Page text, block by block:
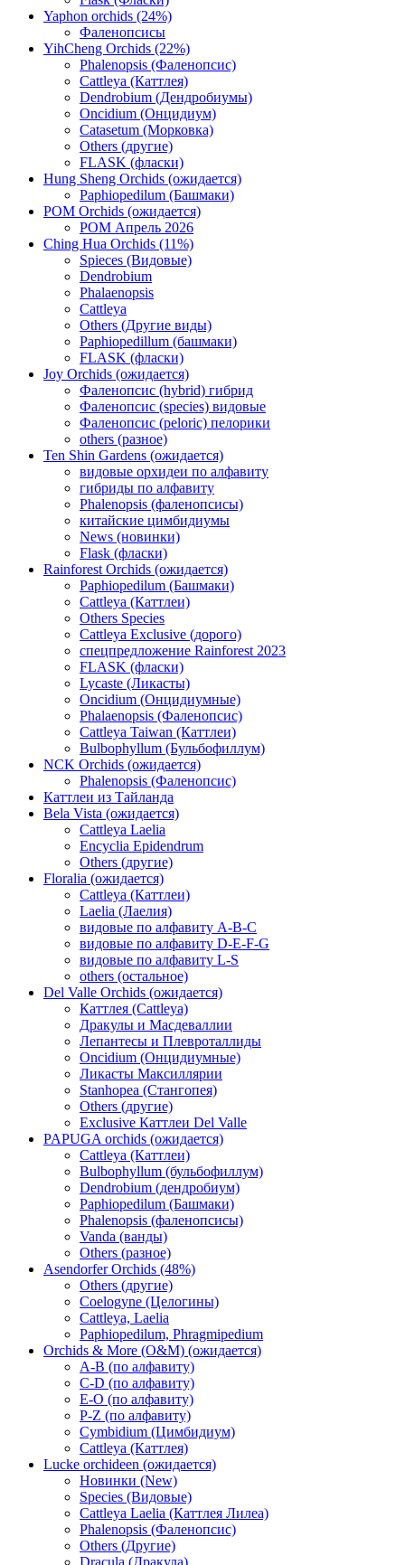
Yaphon orchids (24%)
Фаленопсисы
YihCheng Orchids (22%)
Phalenopsis (Фаленопсис)
Cattleya (Каттлея)
Dendrobium (Дендробиумы)
Oncidium (Онцидиум)
Catasetum (Морковка)
Others (другие)
FLASK (фласки)
Hung Sheng Orchids (ожидается)
Paphiopedilum (Башмаки)
POM Orchids (ожидается)
POM Апрель 2026
Ching Hua Orchids (11%)
Spieces (Видовые)
Dendrobium
Phalaenopsis
Cattleya
Others (Другие виды)
Paphiopedillum (башмаки)
FLASK (фласки)
Joy Orchids (ожидается)
Фаленопсис (hybrid) гибрид
Фаленопсис (species) видовые
Фаленопсис (peloric) пелорики
others (разное)
Ten Shin Gardens (ожидается)
видовые орхидеи по алфавиту
гибриды по алфавиту
Phalenopsis (фаленопсисы)
китайские цимбидиумы
News (новинки)
Flask (фласки)
Rainforest Orchids (ожидается)
Paphiopedilum (Башмаки)
Cattleya (Каттлеи)
Others Species
Cattleya Exclusive (дорого)
спецпредложение Rainforest 2023
FLASK (фласки)
Lycaste (Ликасты)
Oncidium (Онцидиумные)
Phalaenopsis (Фаленопсис)
Cattleya Taiwan (Каттлеи)
Bulbophyllum (Бульбофиллум)
NCK Orchids (ожидается)
Phalenopsis (Фаленопсис)
Каттлеи из Тайланда
Bela Vista (ожидается)
Cattleya Laelia
Encyclia Epidendrum
Others (другие)
Floralia (ожидается)
Cattleya (Каттлеи)
Laelia (Лаелия)
видовые по алфавиту A-B-C
видовые по алфавиту D-E-F-G
видовые по алфавиту L-S
others (остальное)
Del Valle Orchids (ожидается)
Каттлея (Cattleya)
Дракулы и Масдеваллии
Лепантесы и Плевроталлиды
Oncidium (Онцидиумные)
Ликасты Максиллярии
Stanhopea (Стангопея)
Others (другие)
Exclusive Каттлеи Del Valle
PAPUGA orchids (ожидается)
Cattleya (Каттлеи)
Bulbophyllum (бульбофиллум)
Dendrobium (дендробиум)
Paphiopedilum (Башмаки)
Phalenopsis (фаленопсисы)
Vanda (ванды)
Others (разное)
Asendorfer Orchids (48%)
Others (другие)
Coelogyne (Целогины)
Cattleya, Laelia
Paphiopedilum, Phragmipedium
Orchids & More (O&M) (ожидается)
A-B (по алфавиту)
C-D (по алфавиту)
E-O (по алфавиту)
P-Z (по алфавиту)
Cymbidium (Цимбидиум)
Cattleya (Каттлея)
Lucke orchideen (ожидается)
Новинки (New)
Species (Видовые)
Cattleya Laelia (Каттлея Лилеа)
Phalenopsis (Фаленопсис)
Others (Другие)
Dracula (Дракула)